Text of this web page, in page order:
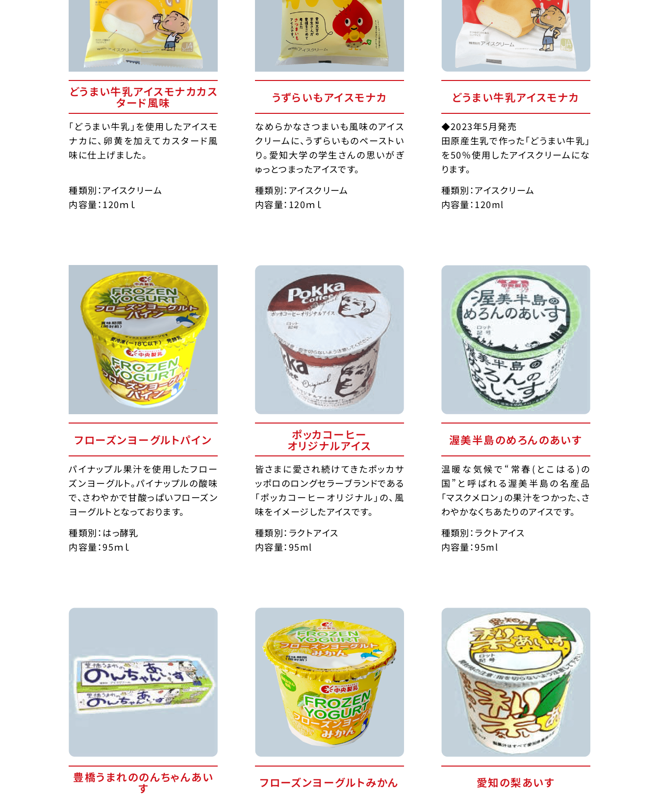
どうまい牛乳アイスモナカカス
タード風味
「どうまい牛乳」を使用したアイスモ
ナカに、卵黄を加えてカスタード風
味に仕上げました。
種類別：アイスクリーム
内容量：120ｍｌ
うずらいもアイスモナカ
なめらかなさつまいも風味のアイス
クリームに、うずらいものペーストい
り。愛知大学の学生さんの思いがぎ
ゅっとつまったアイスです。
種類別：アイスクリーム
内容量：120ｍｌ
どうまい牛乳アイスモナカ
◆2023年5月発売
田原産生乳で作った「どうまい牛乳」
を50％使用したアイスクリームにな
ります。
種類別：アイスクリーム
内容量：120ml
フローズンヨーグルトパイン
パイナップル果汁を使用したフロー
ズンヨーグルト。パイナップルの酸味
で、さわやかで甘酸っぱいフローズン
ヨーグルトとなっております。
種類別：はっ酵乳
内容量：95ｍｌ
ポッカコーヒー
オリジナルアイス
皆さまに愛され続けてきたポッカサ
ッポロのロングセラーブランドである
「ポッカコーヒーオリジナル」の、風
味をイメージしたアイスです。
種類別：ラクトアイス
内容量：95ml
渥美半島のめろんのあいす
温暖な気候で“常春(とこはる)の
国”と呼ばれる渥美半島の名産品
「マスクメロン」の果汁をつかった、さ
わやかなくちあたりのアイスです。
種類別：ラクトアイス
内容量：95ml
豊橋うまれののんちゃんあい
す フローズンヨーグルトみかん 愛知の梨あいす